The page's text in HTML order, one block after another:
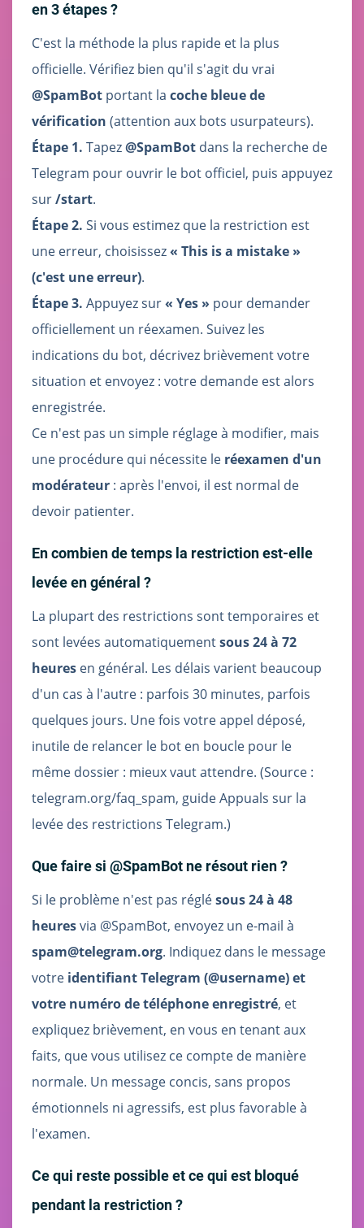
en 3 étapes ?
C'est la méthode la plus rapide et la plus
officielle. Vérifiez bien qu'il s'agit du vrai
@SpamBot portant la coche bleue de
vérification (attention aux bots usurpateurs).
Étape 1. Tapez@SpamBot dans la recherche de
Telegram pour ouvrir le bot officiel, puis appuyez
sur/start.
Étape 2. Si vous estimez que la restriction est
une erreur, choisissez« This is a mistake »
(c'est une erreur).
Étape 3. Appuyez sur« Yes » pour demander
officiellement un réexamen. Suivez les
indications du bot, décrivez brièvement votre
situation et envoyez : votre demande est alors
enregistrée.
Ce n'est pas un simple réglage à modifier, mais
une procédure qui nécessite le réexamen d'un
modérateur : après l'envoi, il est normal de
devoir patienter.
En combien de temps la restriction est-elle
levée en général ?
La plupart des restrictions sont temporaires et
sont levées automatiquementsous 24 à 72
heures en général. Les délais varient beaucoup
d'un cas à l'autre : parfois 30 minutes, parfois
quelques jours. Une fois votre appel déposé,
inutile de relancer le bot en boucle pour le
même dossier : mieux vaut attendre. (Source :
telegram.org/faq_spam, guide Appuals sur la
levée des restrictions Telegram.)
Que faire si @SpamBot ne résout rien ?
Si le problème n'est pas réglésous 24 à 48
heuresvia @SpamBot, envoyez un e-mail à
spam@telegram.org. Indiquez dans le message
votre identifiant Telegram (@username) et
votre numéro de téléphone enregistré, et
expliquez brièvement, en vous en tenant aux
faits, que vous utilisez ce compte de manière
normale. Un message concis, sans propos
émotionnels ni agressifs, est plus favorable à
l'examen.
Ce qui reste possible et ce qui est bloqué
pendant la restriction ?